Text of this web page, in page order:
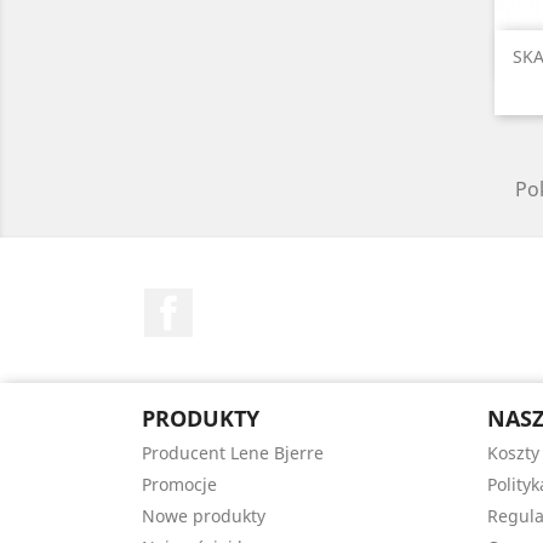
PRODUKTY
Producent Lene Bjerre
Promocje
Nowe produkty